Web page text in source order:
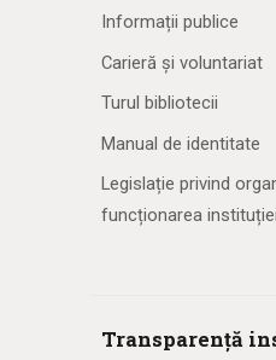
Informații publice
Carieră și voluntariat
Turul bibliotecii
Manual de identitate
Legislație privind
funcționarea instituției
Transparență